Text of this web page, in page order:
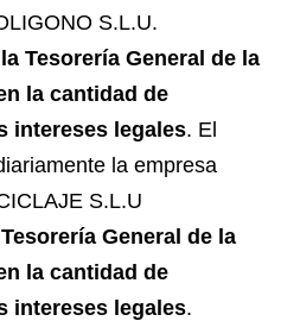
S.L.U.
Tesorería General de la
la cantidad de
intereses legales. El
la empresa
S.L.U
General de la
la cantidad de
intereses legales.